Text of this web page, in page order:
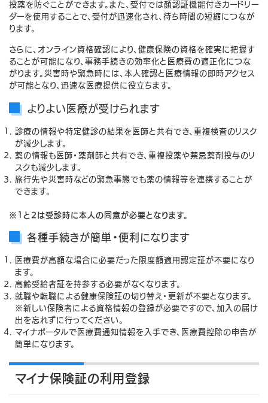
投薬を防ぐことができます。また、受付では顔認証機能付きカードリー
ダーを使用することで、受付が迅速化され、待ち時間の短縮につなが
ります。
さらに、オンライン資格確認により、健康保険の資格を確実に把握す
ることが可能になり、事務手続きの効率化と医療費の適正化につな
がります。災害時や緊急時には、本人確認と医療情報の即時アクセス
が可能となり、迅速な医療提供に役立ちます。
よりよい医療が受けられます
診療の情報や特定健診の結果を医師と共有でき、重複検査のリスク
が減少します。
薬の情報も医師・薬剤師と共有でき、重複投薬や禁忌薬剤投与のリ
スクも減少します。
旅行先や災害時などの緊急事態でも薬の情報等を連携することが
できます。
※1と2は受診時に本人の同意が必要となります。
各種手続きが簡単・便利になります
医療費が高額な場合に必要だった限度額適用認定証が不要になり
ます。
高齢受給者証を持参する必要がなくなります。
就職や転職による健康保険証の切り替え・更新が不要となります。
※新しい保険者による資格情報の登録が必要ですので、加入の届け
出を忘れずに行ってください。
マイナポータルで医療費通知情報を入手でき、医療費控除の申告が
簡単になります。
マイナ保険証の利用登録